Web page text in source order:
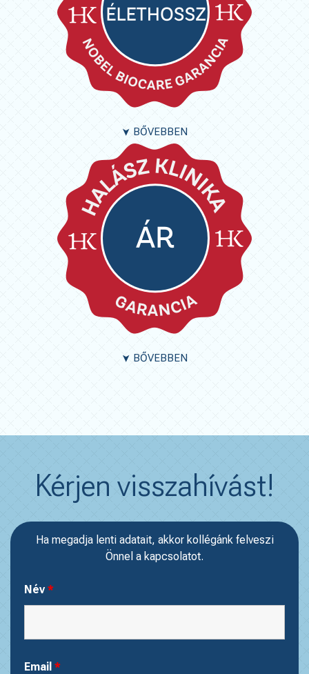
➤ BŐVEBBEN
➤ BŐVEBBEN
Kérjen visszahívást!
Ha megadja lenti adatait, akkor kollégánk felveszi
Önnel a kapcsolatot.
Név *
Email *